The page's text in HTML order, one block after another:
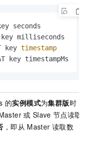
seconds
key milliseconds
key timestamp
key timestampMs
的实例模式为集群版时，
或 Slave 节点读取
，即从 Master 读取数